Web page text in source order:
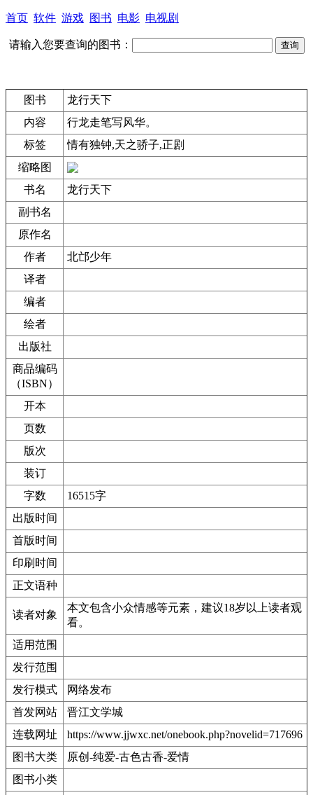
首页 软件 游戏 图书 电影 电视剧
请输入您要查询的图书：
图书
龙行天下
内容
行龙走笔写风华。
标签
情有独钟,天之骄子,正剧
缩略图
书名
龙行天下
副书名
原作名
作者
北邙少年
译者
编者
绘者
出版社
商品编码
（ISBN）
开本
页数
版次
装订
字数
16515字
出版时间
首版时间
印刷时间
正文语种
读者对象
本文包含小众情感等元素，建议18岁以上读者观
看。
适用范围
发行范围
发行模式
网络发布
首发网站
晋江文学城
连载网址
https://www.jjwxc.net/onebook.php?novelid=717696
图书大类
原创-纯爱-古色古香-爱情
图书小类